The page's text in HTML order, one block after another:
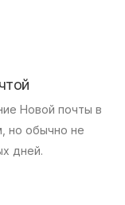
Новой почты в
но обычно не
дней.